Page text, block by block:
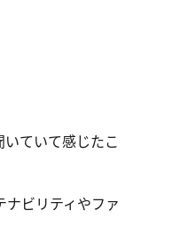
ていて感じたこ
ナビリティやファ